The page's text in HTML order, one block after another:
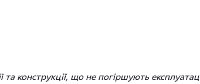
конструкції, що не погіршують